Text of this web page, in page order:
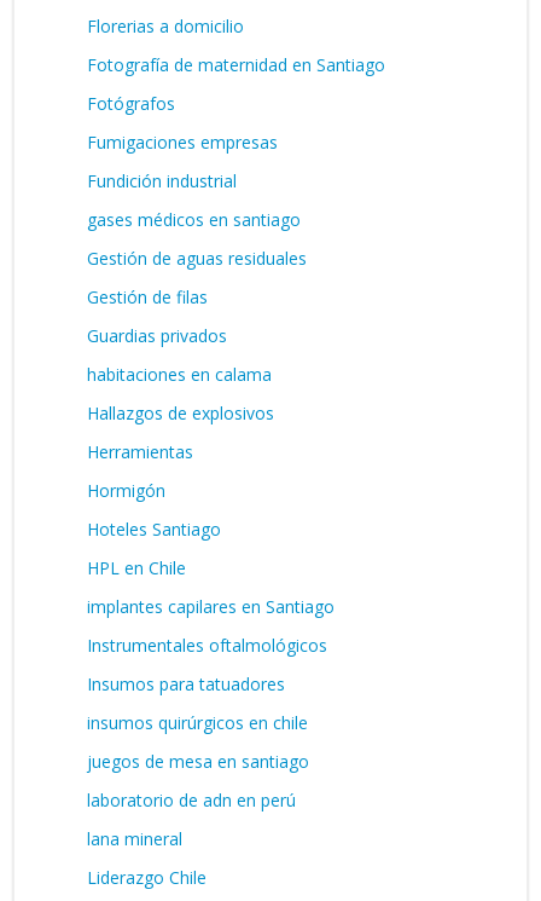
Florerias a domicilio
Fotografía de maternidad en Santiago
Fotógrafos
Fumigaciones empresas
Fundición industrial
gases médicos en santiago
Gestión de aguas residuales
Gestión de filas
Guardias privados
habitaciones en calama
Hallazgos de explosivos
Herramientas
Hormigón
Hoteles Santiago
HPL en Chile
implantes capilares en Santiago
Instrumentales oftalmológicos
Insumos para tatuadores
insumos quirúrgicos en chile
juegos de mesa en santiago
laboratorio de adn en perú
lana mineral
Liderazgo Chile